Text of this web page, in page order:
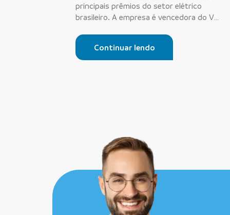
principais prêmios do setor elétrico
brasileiro. A empresa é vencedora do V
Continuar lendo